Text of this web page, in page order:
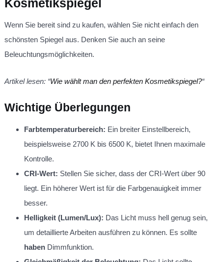
Kosmetikspiegel
Wenn Sie bereit sind zu kaufen, wählen Sie nicht einfach den
schönsten Spiegel aus. Denken Sie auch an seine
Beleuchtungsmöglichkeiten.
Artikel lesen: “Wie wählt man den perfekten Kosmetikspiegel?“
Wichtige Überlegungen
Farbtemperaturbereich: Ein breiter Einstellbereich,
beispielsweise 2700 K bis 6500 K, bietet Ihnen maximale
Kontrolle.
CRI-Wert: Stellen Sie sicher, dass der CRI-Wert über 90
liegt. Ein höherer Wert ist für die Farbgenauigkeit immer
besser.
Helligkeit (Lumen/Lux): Das Licht muss hell genug sein,
um detaillierte Arbeiten ausführen zu können. Es sollte
haben Dimmfunktion.